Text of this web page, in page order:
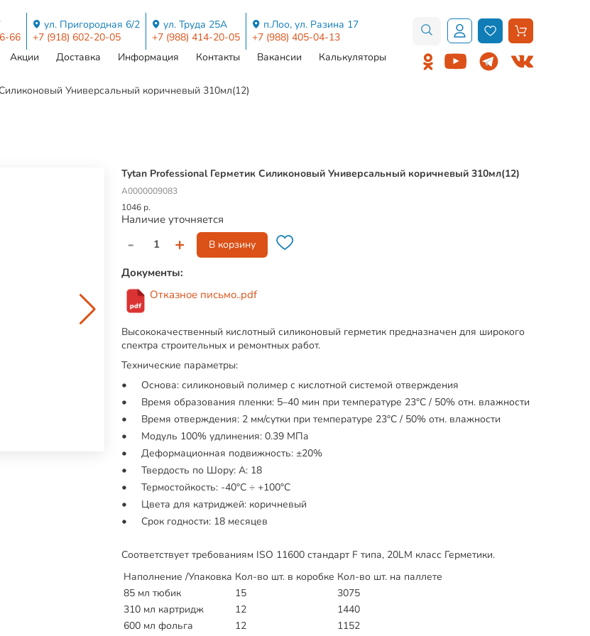
66
ул. Пригородная 6/2
+7 (918) 602-20-05
ул. Труда 25А
+7 (988) 414-20-05
п.Лоо, ул. Разина 17
+7 (988) 405-04-13
Акции Доставка Информация Контакты Вакансии Калькуляторы
Универсальный коричневый 310мл(12)
Tytan Professional Герметик Силиконовый Универсальный коричневый 310мл(12)
А0000009083
1046 р.
Наличие уточняется
- + В корзину
Документы:
Отказное письмо..pdf
Высококачественный кислотный силиконовый герметик предназначен для широкого
спектра строительных и ремонтных работ.
Технические параметры:
Основа: силиконовый полимер с кислотной системой отверждения
Время образования пленки: 5–40 мин при температуре 23°C / 50% отн. влажности
Время отверждения: 2 мм/сутки при температуре 23°C / 50% отн. влажности
Модуль 100% удлинения: 0.39 MПa
Деформационная подвижность: ±20%
Твердость по Шору: A: 18
Термостойкость: -40°C ÷ +100°C
Цвета для катриджей: коричневый
Срок годности: 18 месяцев
Соответствует требованиям ISO 11600 стандарт F типа, 20LM класс Герметики.
Наполнение /Упаковка Кол-во шт. в коробке Кол-во шт. на паллете
85 мл тюбик
15
3075
310 мл картридж
12
1440
600 мл фольга
12 1152